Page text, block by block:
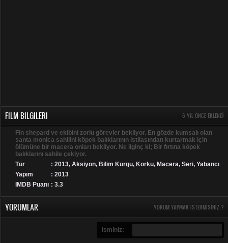
FILM BILGILERI 6 YIL ÖNCE EKLENDI
Fin shepard ve ekibini zorlu görevler bekliyor. En gözde kumsalı olan
santa monica sahilini köpek balıklarının istilasından kurtarmak için
ölümüne bir macera onları bekliyor. Ne ilginç ki; Bir fırtına köpek
balıklarını sahile çekiyor.
Tür
: 2013, Aksiyon, Bilim Kurgu, Korku, Macera, Seri, Yabancı
Yapım
: 2013
IMDB Puanı : 3.3
YORUMLAR YORUM YAPMAK ISTERMISINIZ ?
isminiz: